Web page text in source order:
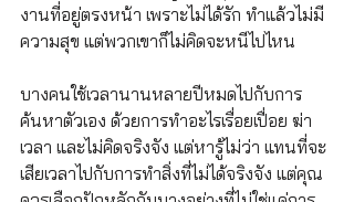
งานที่อยู่ตรงหน้า เพราะไม่ได้รัก ทำแล้วไม่มี
ความสุข แต่พวกเขาก็ไม่คิดจะหนีไปไหน
บางคนใช้เวลานานหลายปีหมดไปกับการ
ค้นหาตัวเอง ด้วยการทำอะไรเรื่อยเปื่อย ฆ่า
เวลา และไม่คิดจริงจัง แต่หารู้ไม่ว่า แทนที่จะ
เสียเวลาไปกับการทำสิ่งที่ไม่ได้จริงจัง แต่คุณ